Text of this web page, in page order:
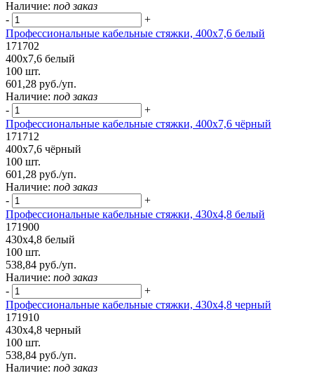
Наличие: под заказ
-
+
Профессиональные кабельные стяжки, 400х7,6 белый
171702
400х7,6 белый
100 шт.
601,28 руб./уп.
Наличие: под заказ
-
+
Профессиональные кабельные стяжки, 400х7,6 чёрный
171712
400х7,6 чёрный
100 шт.
601,28 руб./уп.
Наличие: под заказ
-
+
Профессиональные кабельные стяжки, 430х4,8 белый
171900
430х4,8 белый
100 шт.
538,84 руб./уп.
Наличие: под заказ
-
+
Профессиональные кабельные стяжки, 430х4,8 черный
171910
430х4,8 черный
100 шт.
538,84 руб./уп.
Наличие: под заказ